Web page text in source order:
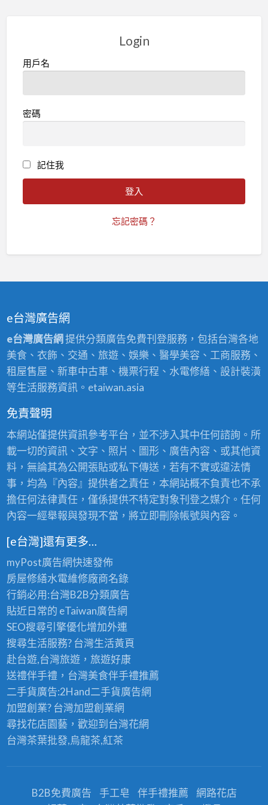
Login
用戶名
密碼
記住我
忘記密碼？
e台灣廣告網
e台灣廣告網 提供分類廣告免費刊登服務，包括台灣各地
美食、衣飾、交通、旅遊、娛樂、醫學美容、工商服務、
租屋售屋、新車中古車、機票行程、水電修繕、設計裝潢
等生活服務資訊。etaiwan.asia
免責聲明
本網站僅提供資訊參考平台，並不涉入其中任何諮詢。所
載一切的資訊、文字、照片、圖形、廣告內容、或其他資
料，無論其為公開張貼或私下傳送，若有不實或違法情
事，均為『內容』提供者之責任，本網站概不負責也不承
擔任何法律責任，僅係提供不特定對象刊登之媒介。任何
內容一經舉報與發現不當，將立即刪除帳號與內容。
[e台灣]還有更多…
myPost廣告網快速發佈
房屋修繕水電維修廠商名錄
行銷必用:台灣B2B分類廣告
貼近日常的 eTaiwan廣告網
SEO搜尋引擎優化增加外連
搜尋生活服務? 台灣生活黃頁
赴台遊,台灣旅遊，旅遊好康
送禮伴手禮，台灣美食伴手禮推薦
二手貨廣告:2Hand二手貨廣告網
加盟創業? 台灣加盟創業網
尋找花店園藝，歡迎到 台灣花網
台灣茶葉批發,烏龍茶,紅茶
B2B免費廣告 手工皂 伴手禮推薦
網路花店